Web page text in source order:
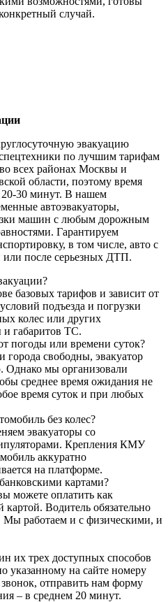
случай.
эвакуацию
по лучшим тарифам
всех районах Москвы и
области, поэтому время
20-30 минут. В нашем
автоэвакуаторы,
машин с любым дорожным
Гарантируем
в том числе, авто с
после серьезных ДТП.
базовых тарифов и зависит от
подъезда и погрузки
колес или других
и габаритов ТС.
погоды или времени суток?
города свободны, эвакуатор
Однако мы организовали
среднее время ожидания не
время суток и при любых
без колес?
эвакуаторы со
Крепления КМУ
аккуратно
на платформе.
картами?
можете оплатить как
Водитель обязательно
Мы работаем и с физическими, и
их трех доступных способов
указанному на сайте номеру
отправить нам форму
– в среднем 20 минут.